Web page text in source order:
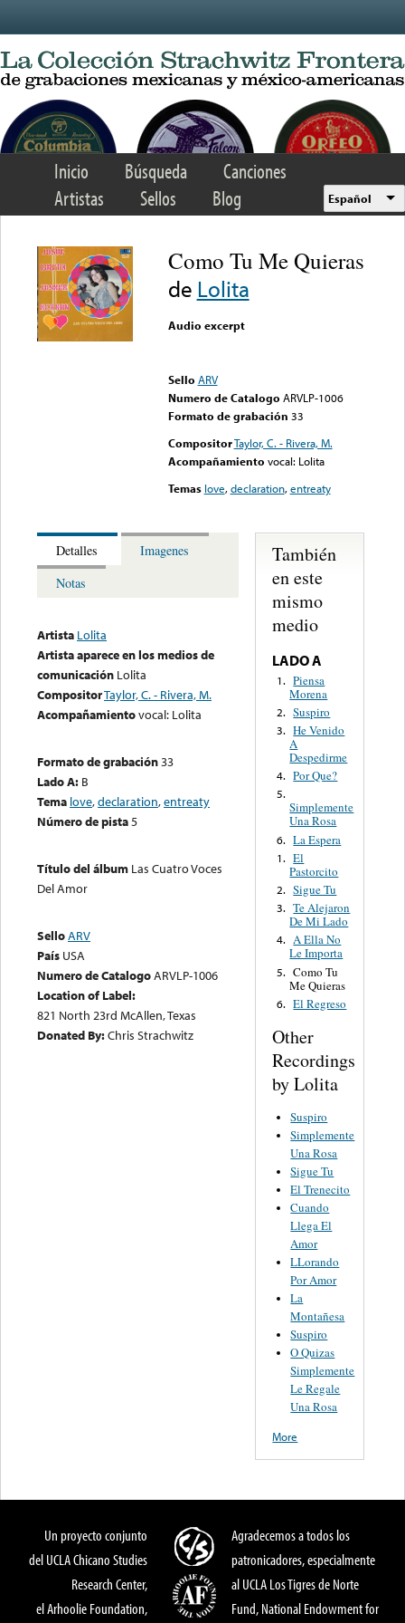
Inicio Búsqueda
Canciones
Artistas
Sellos Blog Español
Como Tu Me Quieras
de Lolita
Audio excerpt
Sello ARV
Numero de Catalogo ARVLP-1006
Formato de grabación 33
CompositorTaylor, C. - Rivera, M.
Acompañamiento vocal: Lolita
Temas love,declaration,entreaty
Detalles
Imagenes
Notas
Artista Lolita
Artista aparece en los medios de
comunicación Lolita
CompositorTaylor, C. - Rivera, M.
Acompañamientovocal: Lolita
Formato de grabación33
Lado A: B
Tema love,declaration,entreaty
Número de pista5
Título del álbum Las Cuatro Voces
Del Amor
SelloARV
País USA
Numero de CatalogoARVLP-1006
Location of Label:
821 North 23rd McAllen, Texas
Donated By:Chris Strachwitz
También
en este
mismo
medio
LADO A
1. Piensa
Morena
2. Suspiro
3. He Venido
A
Despedirme
4. Por Que?
5.
Simplemente
Una Rosa
6. La Espera
1. El
Pastorcito
2. Sigue Tu
3. Te Alejaron
De Mi Lado
4. A Ella No
Le Importa
5. Como Tu
Me Quieras
6. El Regreso
Other
Recordings
by Lolita
Suspiro
Simplemente
Una Rosa
Sigue Tu
El Trenecito
Cuando
Llega El
Amor
LLorando
Por Amor
La
Montañesa
Suspiro
O Quizas
Simplemente
Le Regale
Una Rosa
More
Un proyecto conjunto
del UCLA Chicano Studies
Research Center,
el Arhoolie Foundation,
Agradecemos a todos los
patronicadores, especialmente
al UCLA Los Tigres de Norte
Fund, National Endowment for